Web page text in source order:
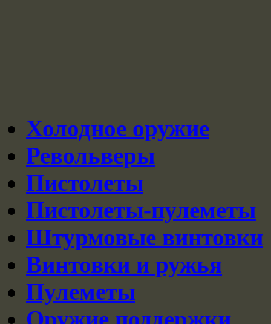
Холодное оружие
Револьверы
Пистолеты
Пистолеты-пулеметы
Штурмовые винтовки
Винтовки и ружья
Пулеметы
Оружие поддержки